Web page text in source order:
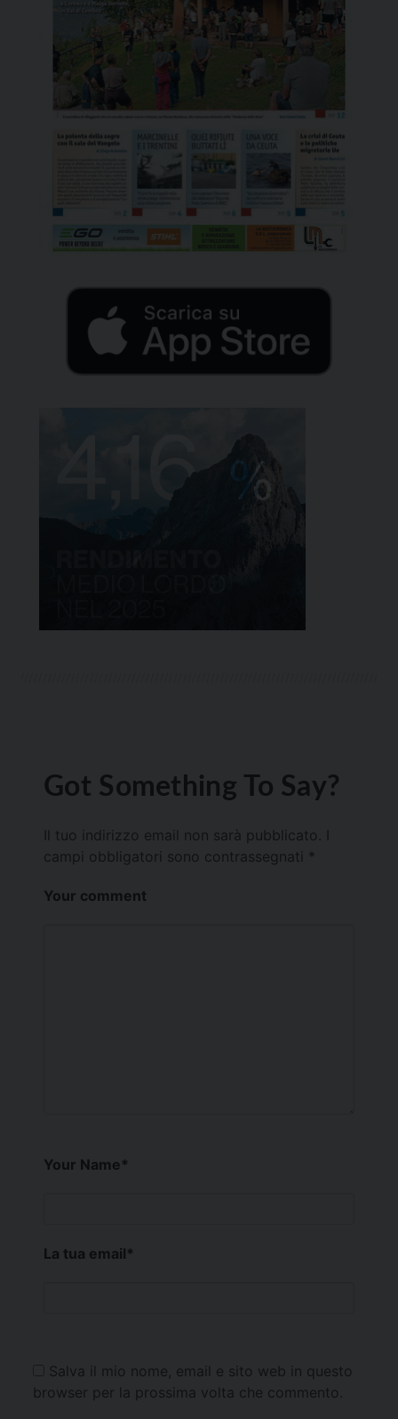
Got Something To Say?
Il tuo indirizzo email non sarà pubblicato.
campi obbligatori sono contrassegnati *
Your comment
Your Name*
La tua email*
Salva il mio nome, email e sito web in questo
browser per la prossima volta che commento.